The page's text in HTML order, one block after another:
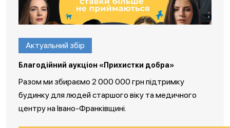
Актуальний збір
Благодійний аукціон «Прихистки добра»
Разом ми збираємо 2 000 000 грн підтримку
будинку для людей старшого віку та медичного
центру на Івано-Франківщині.